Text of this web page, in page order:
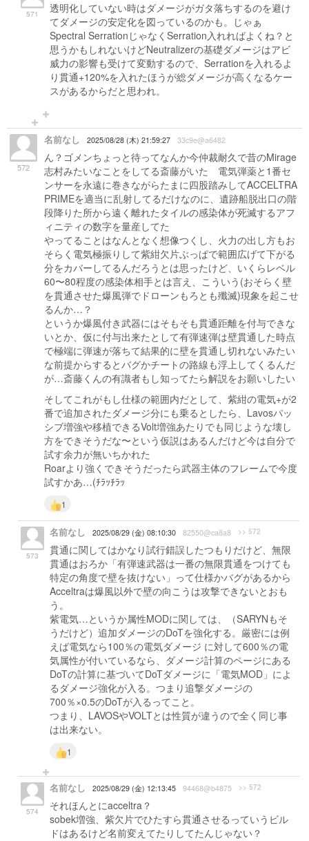
571
透明化していない時はダメージがガタ落ちするのを避け
てダメージの安定化を図っているのかも。じゃぁ
Spectral SerrationじゃなくSerration入れればよくね？と
思うかもしれないけどNeutralizerの基礎ダメージはアビ
威力の影響も受けて変動するので、Serrationを入れるよ
り貫通+120%を入れたほうが総ダメージが高くなるケー
スがあるからだと思われ。
572
名前なし 2025/08/28 (木) 21:59:27 33c9e@a6482
ん？ゴメンちょっと待ってなんか今仲裁耐久で昔のMirage
志村みたいなことをしてる斎藤がいた 電気弾薬と1番セ
ンサーを永遠に巻きながらたまに四股踏みしてACCELTRA
PRIMEを適当に乱射してるだけなのに、遺跡船脱出口の階
段降りた所から遠く離れたタイルの感染体が死滅するアフ
ィニティの数字を量産してた
やってることはなんとなく想像つくし、火力の出し方もお
そらく電気極振りして紫紺欠片ぶっぱで範囲広げて下がる
分をカバーしてるんだろうとは思ったけど、いくらレベル
60〜80程度の感染体相手とは言え、こういう(おそらく壁
を貫通させた爆風弾でドローンもろとも殲滅)現象を起こせ
るんか…？
というか爆風付き武器にはそもそも貫通距離を付与できな
いとか、仮に付与出来たとして有弾速弾は壁貫通した時点
で極端に弾速が落ちて結果的に壁を貫通し切れないみたい
な前提からするとバグかチートの路線も浮上してくるんだ
が…斎藤くんの有識者もし知ってたら解説をお願いしたい
そしてこれがもし仕様の範囲内だとして、紫紺の電気+が2
番で追加されたダメージ分にも乗るとしたら、Lavosパッ
シブ増強や移植できるVolt増強あたりでも同じような壊し
方をできそうだな〜という仮説はあるんだけど今は自分で
試す余力が無いちかれた
Roarより強くできそうだったら武器主体のフレームで今度
試すかあ…(ﾁﾗｯﾁﾗｯ
1
573
名前なし 2025/08/29 (金) 08:10:30 82550@ca8a8 >> 572
貫通に関してはかなり試行錯誤したつもりだけど、無限
貫通はおろか「有弾速武器は一番の無限貫通をつけても
特定の角度で壁を抜けない」って仕様かバグがあるから
Acceltraは爆風以外で壁の向こうは攻撃できないとおも
う。
紫電気…というか属性MODに関しては、（SARYNもそ
うだけど）追加ダメージのDoTを強化する。厳密には例
えば電気なら100％の電気ダメージ に対して600％の電
気属性が付いているなら、ダメージ計算のページにある
DoTの計算に基づいてDoTダメージに「電気MOD」によ
るダメージ強化が入る。つまり追撃ダメージの
700％×0.5のDoTが入るってこと。
つまり、LAVOSやVOLTとは性質が違うので全く同じ事
は出来ない。
1
574
名前なし 2025/08/29 (金) 12:13:45 94468@b4875 >> 572
それほんとにacceltra？
sobek増強、紫欠片でひたすら貫通させるっていうビル
ドはあるけど名前変えてたりしてたんじゃない？